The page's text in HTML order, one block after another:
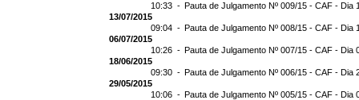
10:33 - Pauta de Julgamento Nº 009/15 - CAF - Dia
13/07/2015
09:04 - Pauta de Julgamento Nº 008/15 - CAF - Dia
06/07/2015
10:26 - Pauta de Julgamento Nº 007/15 - CAF - Dia
18/06/2015
09:30 - Pauta de Julgamento Nº 006/15 - CAF - Dia
29/05/2015
10:06 - Pauta de Julgamento Nº 005/15 - CAF - Dia